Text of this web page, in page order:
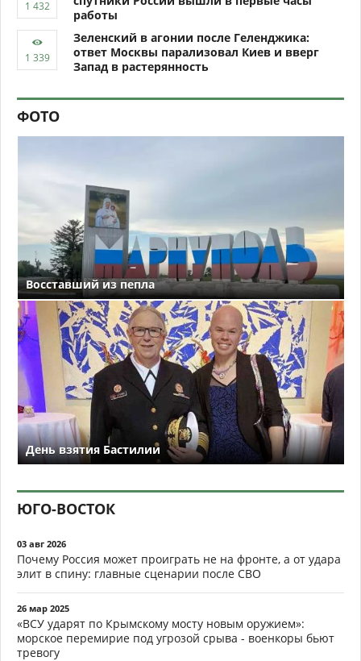
работы
Зеленский в агонии после Геленджика:
ответ Москвы парализовал Киев и вверг
Запад в растерянность
ФОТО
Восставший из пепла
День взятия Бастилии
ЮГО-ВОСТОК
03 авг 2026
Почему Россия может проиграть не на фронте, а от удара
элит в спину: главные сценарии после СВО
26 мар 2025
«ВСУ ударят по Крымскому мосту новым оружием»:
морское перемирие под угрозой срыва - военкоры бьют
тревогу